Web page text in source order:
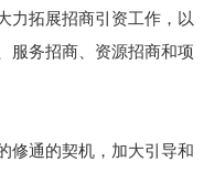
力拓展招商引资工作，以
服务招商、资源招商和项
修通的契机，加大引导和